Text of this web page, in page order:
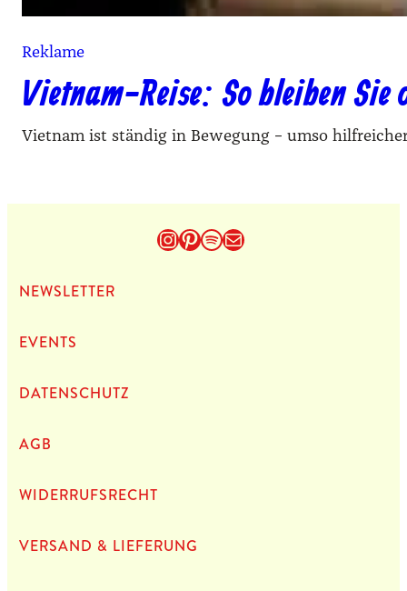
Reklame
Vietnam-Reise: So bleiben Sie
Vietnam ist ständig in Bewegung – umso
Instagram
Pinterest
Spotify
E-Mail
NEWS­LET­TER
EVENTS
DATEN­SCHUTZ
AGB
WIDERRUFSRECHT
VERSAND & LIEFERUNG